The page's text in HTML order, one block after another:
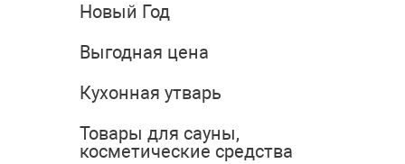
Новый Год
Выгодная цена
Кухонная утварь
Товары для сауны,
косметические средства